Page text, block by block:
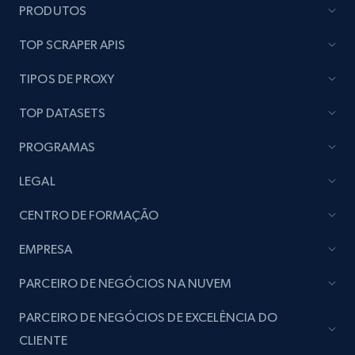
seller URL
URL, Title, Rating, Reviews, Initial price, Final
Lazada - Products - Discover products by
URL, Title, Rating, Reviews, Initial price, Final
992+ 165+ Comece grátis
PRODUTOS
TOP SCRAPER APIS
TIPOS DE PROXY
TOP DATASETS
PROGRAMAS
LEGAL
CENTRO DE FORMAÇÃO
EMPRESA
PARCEIRO DE NEGÓCIOS NA NUVEM
PARCEIRO DE NEGÓCIOS DE EXCELÊNCIA DO
CLIENTE